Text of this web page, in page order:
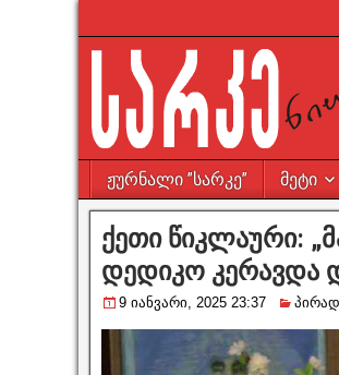
ჟურნალი ”სარკე” მეტი
ქეთი წიკლაური:
დედიკო კერავდა
9 იანვარი, 2025 23:37